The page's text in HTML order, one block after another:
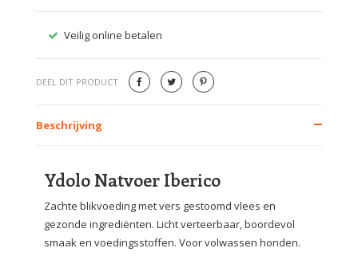
Veilig online betalen
DEEL DIT PRODUCT
Beschrijving
Ydolo Natvoer Iberico
Zachte blikvoeding met vers gestoomd vlees en
gezonde ingrediënten. Licht verteerbaar, boordevol
smaak en voedingsstoffen. Voor volwassen honden.